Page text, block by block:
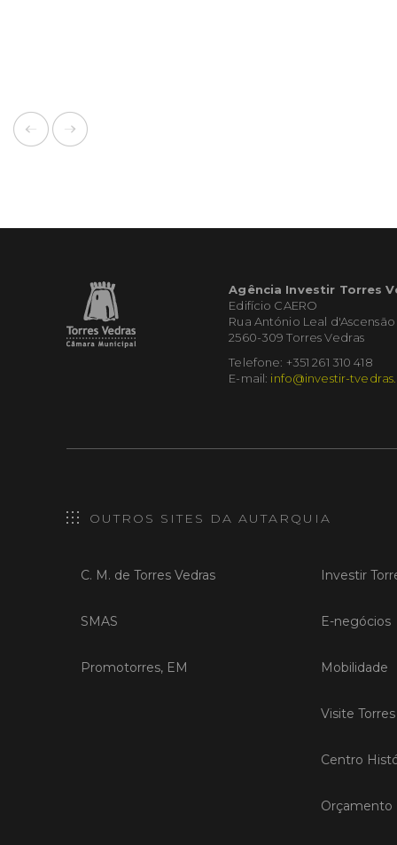
Agência Investir Torres
Edifício CAERO
Rua António Leal d'Ascensão
2560-309 Torres Vedras
Telefone: +351 261 310 418
E-mail: info@investir-
OUTROS SITES DA AUTARQUIA
C. M. de Torres Vedras
SMAS
Promotorres, EM
Investir
E-negócios
Mobilidade
Visite
Centro
Orçamento